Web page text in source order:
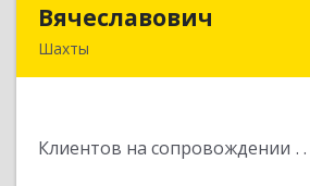
Вячеславович
Шахты
Клиентов на сопровождении